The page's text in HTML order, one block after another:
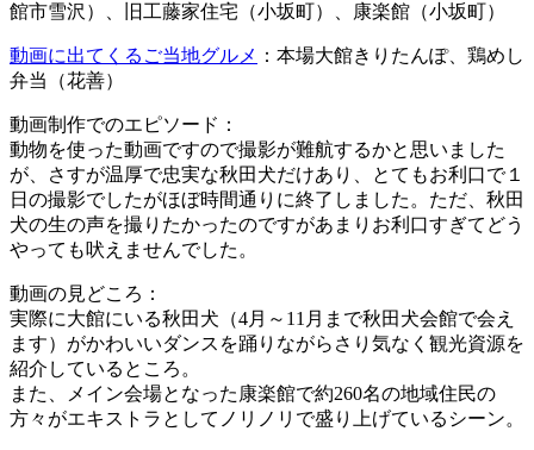
館市雪沢）、旧工藤家住宅（小坂町）、康楽館（小坂町）
動画に出てくるご当地グルメ ：本場大館きりたんぽ、鶏めし
弁当（花善）
動画制作でのエピソード：
動物を使った動画ですので撮影が難航するかと思いました
が、さすが温厚で忠実な秋田犬だけあり、とてもお利口で１
日の撮影でしたがほぼ時間通りに終了しました。ただ、秋田
犬の生の声を撮りたかったのですがあまりお利口すぎてどう
やっても吠えませんでした。
動画の見どころ：
実際に大館にいる秋田犬（4月～11月まで秋田犬会館で会え
ます）がかわいいダンスを踊りながらさり気なく観光資源を
紹介しているところ。
また、メイン会場となった康楽館で約260名の地域住民の
方々がエキストラとしてノリノリで盛り上げているシーン。